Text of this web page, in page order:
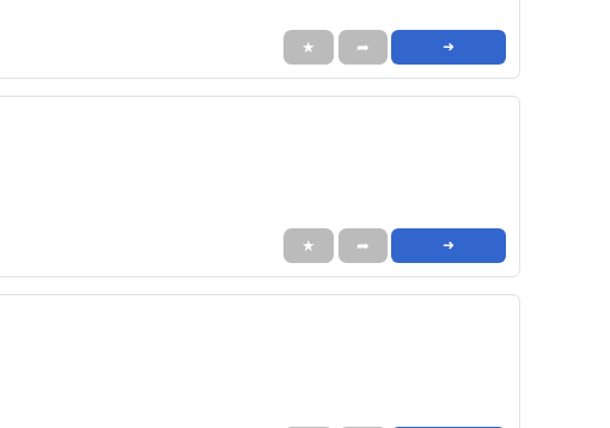
★ ➦ ➜
★ ➦ ➜